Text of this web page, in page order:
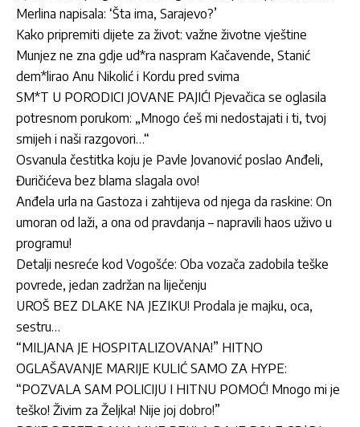
Merlina napisala: ‘Šta ima, Sarajevo?’
Kako pripremiti dijete za život: važne životne vještine
Munjez ne zna gdje ud*ra naspram Kačavende, Stanić
dem*lirao Anu Nikolić i Kordu pred svima
SM*T U PORODICI JOVANE PAJIĆ! Pjevačica se oglasila
potresnom porukom: „Mnogo ćeš mi nedostajati i ti, tvoj
smijeh i naši razgovori…“
Osvanula čestitka koju je Pavle Jovanović poslao Anđeli,
Đuričićeva bez blama slagala ovo!
Anđela urla na Gastoza i zahtijeva od njega da raskine: On
umoran od laži, a ona od pravdanja – napravili haos uživo u
programu!
Detalji nesreće kod Vogošće: Oba vozača zadobila teške
povrede, jedan zadržan na liječenju
UROŠ BEZ DLAKE NA JEZIKU! Prodala je majku, oca,
sestru…
“MILJANA JE HOSPITALIZOVANA!” HITNO
OGLAŠAVANJE MARIJE KULIĆ SAMO ZA HYPE:
“POZVALA SAM POLICIJU I HITNU POMOĆ! Mnogo mi je
teško! Živim za Željka! Nije joj dobro!”